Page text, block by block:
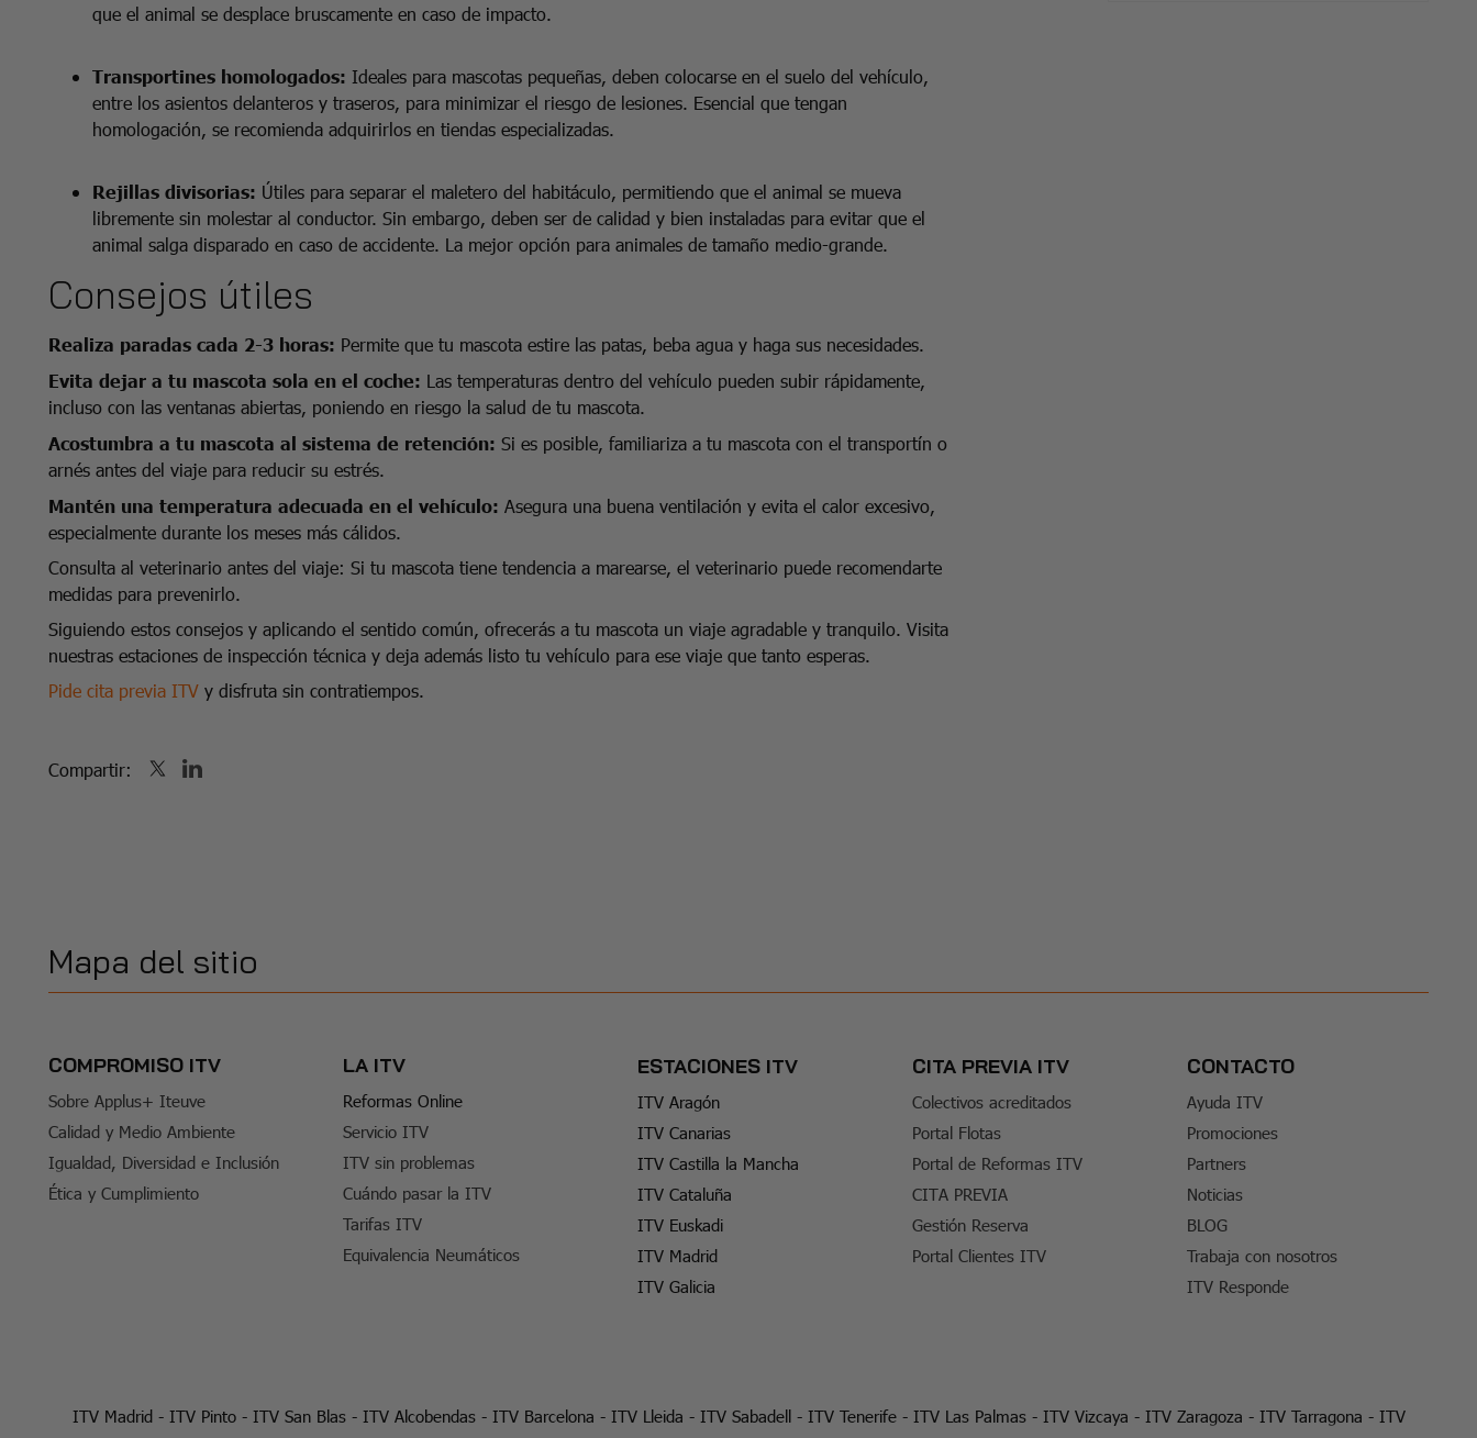
que el animal se desplace bruscamente en caso de impacto.
Transportines homologados: Ideales para mascotas pequeñas, deben colocarse en el suelo del vehículo,
entre los asientos delanteros y traseros, para minimizar el riesgo de lesiones. Esencial que tengan
homologación, se recomienda adquirirlos en tiendas especializadas.
Rejillas divisorias: Útiles para separar el maletero del habitáculo, permitiendo que el animal se mueva
libremente sin molestar al conductor. Sin embargo, deben ser de calidad y bien instaladas para evitar que el
animal salga disparado en caso de accidente. La mejor opción para animales de tamaño medio-grande.
Consejos útiles
Realiza paradas cada 2-3 horas: Permite que tu mascota estire las patas, beba agua y haga sus necesidades.
Evita dejar a tu mascota sola en el coche: Las temperaturas dentro del vehículo pueden subir rápidamente,
incluso con las ventanas abiertas, poniendo en riesgo la salud de tu mascota.
Acostumbra a tu mascota al sistema de retención: Si es posible, familiariza a tu mascota con el transportín o
arnés antes del viaje para reducir su estrés.
Mantén una temperatura adecuada en el vehículo: Asegura una buena ventilación y evita el calor excesivo,
especialmente durante los meses más cálidos.
Consulta al veterinario antes del viaje: Si tu mascota tiene tendencia a marearse, el veterinario puede recomendarte
medidas para prevenirlo.
Siguiendo estos consejos y aplicando el sentido común, ofrecerás a tu mascota un viaje agradable y tranquilo. Visita
nuestras estaciones de inspección técnica y deja además listo tu vehículo para ese viaje que tanto esperas.
Pide cita previa ITV y disfruta sin contratiempos.
Compartir:
Mapa del sitio
COMPROMISO ITV
Sobre Applus+ Iteuve
Calidad y Medio Ambiente
Igualdad, Diversidad e Inclusión
Ética y Cumplimiento
LA ITV
Reformas Online
Servicio ITV
ITV sin problemas
Cuándo pasar la ITV
Tarifas ITV
Equivalencia Neumáticos
ESTACIONES ITV
ITV Aragón
ITV Canarias
ITV Castilla la Mancha
ITV Cataluña
ITV Euskadi
ITV Madrid
ITV Galicia
CITA PREVIA ITV
Colectivos acreditados
Portal Flotas
Portal de Reformas ITV
CITA PREVIA
Gestión Reserva
Portal Clientes ITV
CONTACTO
Ayuda ITV
Promociones
Partners
Noticias
BLOG
Trabaja con nosotros
ITV Responde
ITV Madrid- ITV Pinto- ITV San Blas- ITV Alcobendas- ITV Barcelona - ITV Lleida - ITV Sabadell- ITV Tenerife- ITV Las Palmas- ITV Vizcaya - ITV Zaragoza - ITV Tarragona - ITV